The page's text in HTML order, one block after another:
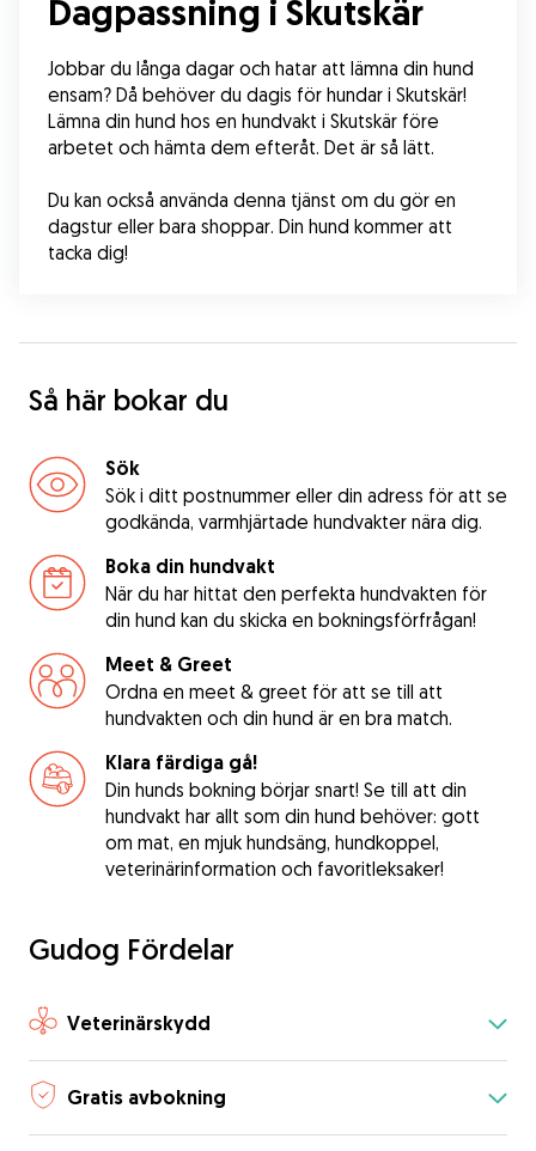
Dagpassning i Skutskär
Jobbar du långa dagar och hatar att lämna din hund
ensam? Då behöver du dagis för hundar i Skutskär!
Lämna din hund hos en hundvakt i Skutskär före
arbetet och hämta dem efteråt. Det är så lätt.
Du kan också använda denna tjänst om du gör en
dagstur eller bara shoppar. Din hund kommer att
tacka dig!
Så här bokar du
Sök
Sök i ditt postnummer eller din adress för att se
godkända, varmhjärtade hundvakter nära dig.
Boka din hundvakt
När du har hittat den perfekta hundvakten för
din hund kan du skicka en bokningsförfrågan!
Meet & Greet
Ordna en meet & greet för att se till att
hundvakten och din hund är en bra match.
Klara färdiga gå!
Din hunds bokning börjar snart! Se till att din
hundvakt har allt som din hund behöver: gott
om mat, en mjuk hundsäng, hundkoppel,
veterinärinformation och favoritleksaker!
Gudog Fördelar
Veterinärskydd
Gratis avbokning